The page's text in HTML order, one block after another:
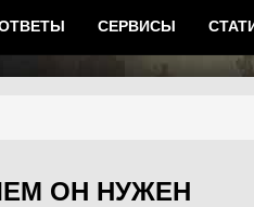
СЕРВИСЫ
ОН НУЖЕН